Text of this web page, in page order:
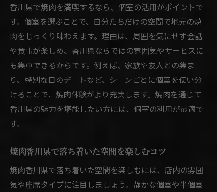
香川県で焼肉を満喫するなら、個室の活用がポイントで
す。個室を選ぶことで、自分たちだけの空間で地元の焼
肉をじっくり味わえます。理由は、周囲を気にせず会話
や食事が楽しめ、香川県ならではの雰囲気やサービスに
も集中できるからです。例えば、家族や友人との集ま
り、特別な日のデートなど、シーンごとに個室を使い分
けることで、焼肉体験がより充実します。焼肉を通じて
香川県の魅力を堪能したい方には、個室の利用が最適で
す。
焼肉香川県で落ち着いた空間を楽しむコツ
焼肉香川県で落ち着いた空間を楽しむには、店内の雰囲
気や座席タイプに注目しましょう。静かな個室や半個室